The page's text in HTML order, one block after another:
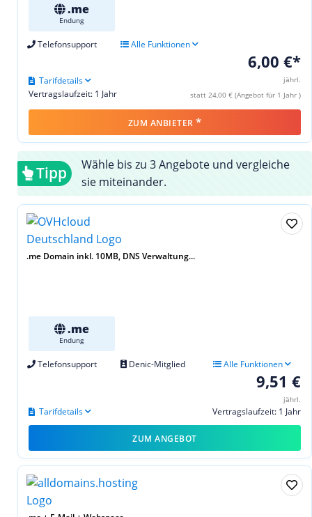
.me
Endung
Telefonsupport Alle Funktionen
6,00 €*
jährl.
statt 24,00 € (Angebot für 1 Jahr )
Vertragslaufzeit: 1 Jahr
Tarifdetails
ZUM ANBIETER *
Tipp
Wähle bis zu 3 Angebote und vergleiche
sie miteinander.
.me Domain inkl. 10MB, DNS Verwaltung...
.me
Endung
Telefonsupport Denic-Mitglied Alle Funktionen
9,51 €
jährl.
Vertragslaufzeit: 1 Jahr
Tarifdetails
ZUM ANGEBOT